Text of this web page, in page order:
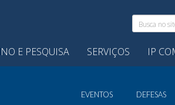
Busca
no
site
IP
E PESQUISA SERVIÇOS IP
EVENTOS DEFESAS